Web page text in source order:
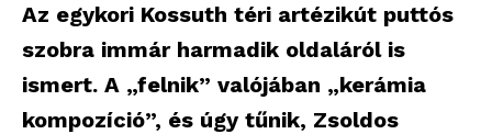
Az egykori Kossuth téri artézikút puttós
szobra immár harmadik oldaláról is
ismert. A „felnik” valójában „kerámia
kompozíció”, és úgy tűnik, Zsoldos